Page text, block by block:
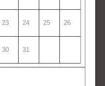
23 24 25 26
30 31